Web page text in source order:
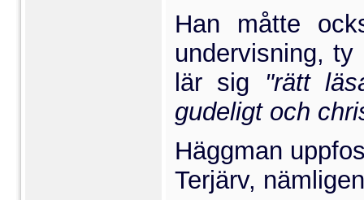
Han måtte
undervis­ning,
lär sig "rätt
gudeligt och
Häggman
Terjärv,